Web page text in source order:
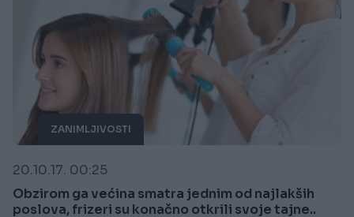
ZANIMLJIVOSTI
20.10.17. 00:25
Obzirom ga većina smatra jednim od najlakših
poslova, frizeri su konačno otkrili svoje tajne..